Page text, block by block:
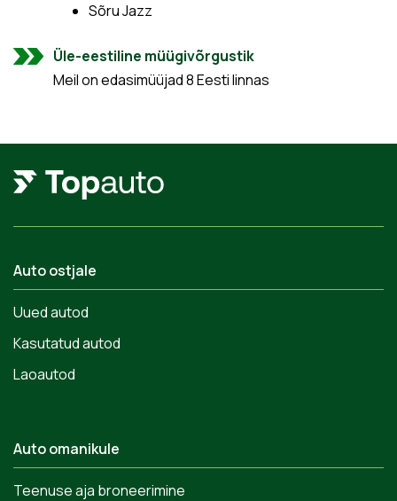
Sõru Jazz
Üle-eestiline müügivõrgustik
Meil on edasimüüjad 8 Eesti linnas
Auto ostjale
Uued autod
Kasutatud autod
Laoautod
Auto omanikule
Teenuse aja broneerimine